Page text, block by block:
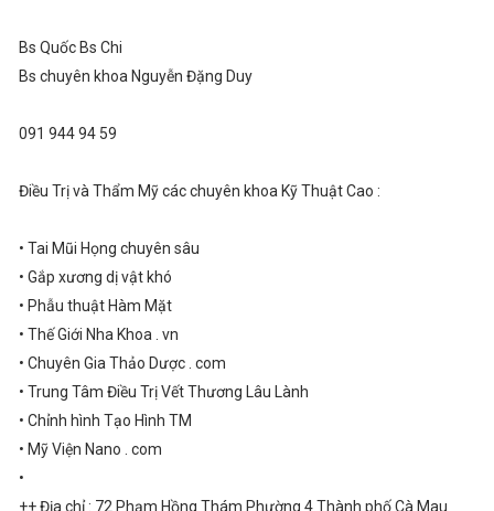
Bs Quốc Bs Chi
Bs chuyên khoa Nguyễn Đặng Duy
091 944 94 59
Điều Trị và Thẩm Mỹ các chuyên khoa Kỹ Thuật Cao :
• Tai Mũi Họng chuyên sâu
• Gắp xương dị vật khó
• Phẫu thuật Hàm Mặt
• Thế Giới Nha Khoa . vn
• Chuyên Gia Thảo Dược . com
• Trung Tâm Điều Trị Vết Thương Lâu Lành
• Chỉnh hình Tạo Hình TM
• Mỹ Viện Nano . com
•
++ Địa chỉ : 72 Phạm Hồng Thám Phường 4 Thành phố Cà Mau